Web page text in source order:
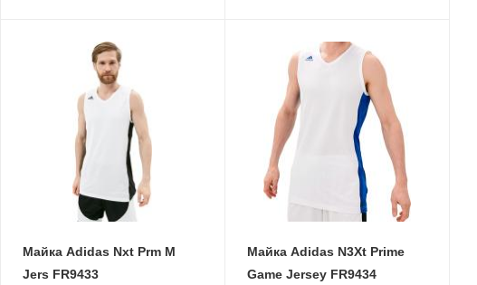
Майка Adidas Nxt Prm M
Jers FR9433
Майка Adidas N3Xt Prime
Game Jersey FR9434